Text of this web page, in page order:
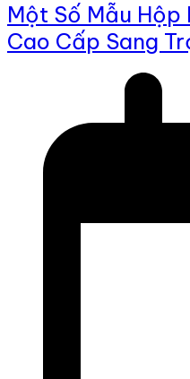
Một Số Mẫu Hộp
Cao Cấp Sang